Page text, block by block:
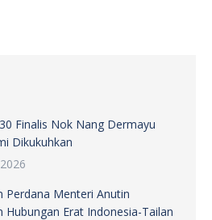
Finalis Nok Nang Dermayu
Dikukuhkan
Perdana Menteri Anutin
Hubungan Erat Indonesia-Tailan